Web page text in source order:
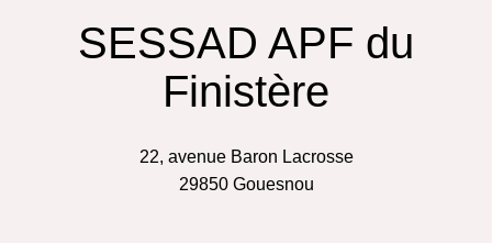
SESSAD APF du
Finistère
22, avenue Baron Lacrosse
29850 Gouesnou